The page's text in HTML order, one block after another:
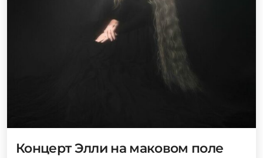
Концерт Элли на маковом поле